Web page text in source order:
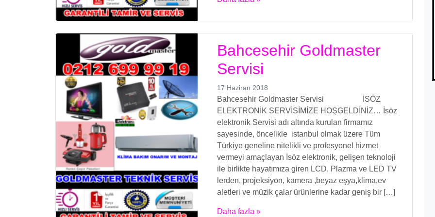
Bahcesehir Goldmaster
Servisi
17 Haziran 2018
Bahcesehir Goldmaster Servisi İSÖZ
ELEKTRONİK SERVİSİMİZE HOŞGELDİNİZ… İsöz
elektronik Servisi adı altında kurulan firmamız
sayesinde, öncelikle istanbul olmak üzere Tüm
Türkiye geneline nitelikli ve profesyonel hizmet
vermeyi amaçlayan İsöz elektronik, gelişen teknoloji
ile birlikte hayatımıza giren LCD, Plazma ve LED TV
lerden, projeksiyon, kamera ,beyaz eşya,klima,ev
aletleri ve müzik çalar ürünlerine kadar geniş bir […]
Daha fazla »